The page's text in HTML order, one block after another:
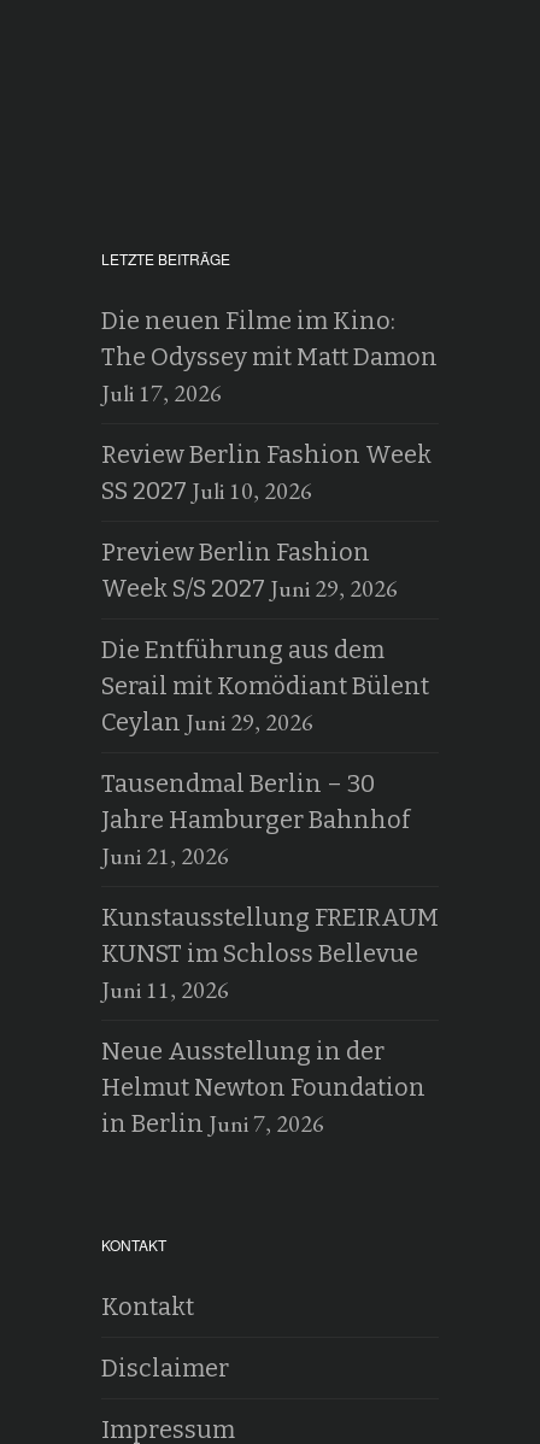
LETZTE BEITRÄGE
Die neuen Filme im Kino:
The Odyssey mit Matt Damon
Juli 17, 2026
Review Berlin Fashion Week
SS 2027 Juli 10, 2026
Preview Berlin Fashion
Week S/S 2027 Juni 29, 2026
Die Entführung aus dem
Serail mit Komödiant Bülent
Ceylan Juni 29, 2026
Tausendmal Berlin – 30
Jahre Hamburger Bahnhof
Juni 21, 2026
Kunstausstellung FREIRAUM
KUNST im Schloss Bellevue
Juni 11, 2026
Neue Ausstellung in der
Helmut Newton Foundation
in Berlin Juni 7, 2026
KONTAKT
Kontakt
Disclaimer
Impressum